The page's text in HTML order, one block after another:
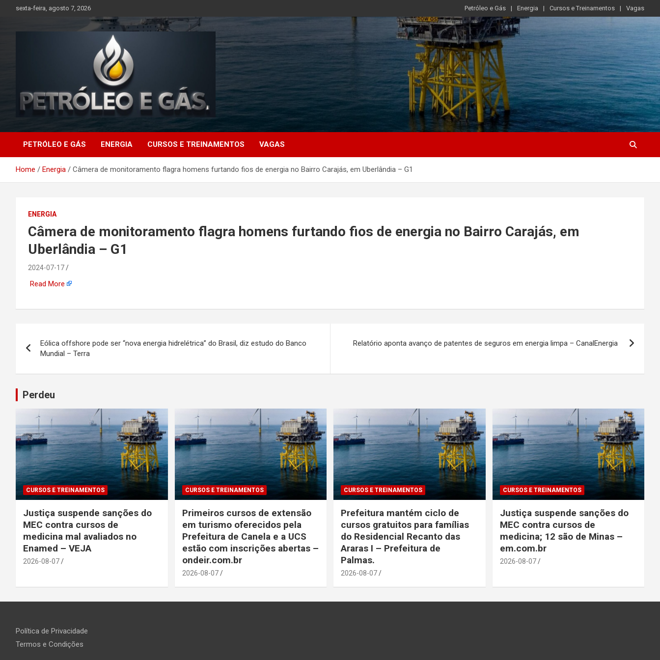
sexta-feira, agosto 7, 2026 Petróleo e Gás Energia Cursos e Treinamentos Vagas
Petróleo e Gás |
Últimas notícias
relacionadas a
petróleo, gás, vagas de
emprego, energia, setor
offshore, economia,
tecnologia, indústria
automotiva, mineração,
indústria naval, etc
PETRÓLEO E GÁS ENERGIA CURSOS E TREINAMENTOS VAGAS
Home Energia Câmera de monitoramento flagra homens furtando fios de energia no Bairro Carajás, em Uberlândia – G1
ENERGIA
Câmera de monitoramento flagra homens furtando fios de energia no Bairro Carajás, em
Uberlândia – G1
2024-07-17
Read More
de
Post
Eólica offshore pode ser “nova energia hidrelétrica” do Brasil, diz estudo do Banco
Mundial – Terra
Relatório aponta avanço de patentes de seguros em energia limpa – CanalEnergia
Perdeu
CURSOS E TREINAMENTOS
Justiça suspende sanções do
MEC contra cursos de
medicina mal avaliados no
Enamed – VEJA
2026-08-07
CURSOS E TREINAMENTOS
Primeiros cursos de extensão
em turismo oferecidos pela
Prefeitura de Canela e a UCS
estão com inscrições abertas –
ondeir.com.br
2026-08-07
CURSOS E TREINAMENTOS
Prefeitura mantém ciclo de
cursos gratuitos para famílias
do Residencial Recanto das
Araras I – Prefeitura de
Palmas.
2026-08-07
CURSOS E TREINAMENTOS
Justiça suspende sanções do
MEC contra cursos de
medicina; 12 são de Minas –
em.com.br
2026-08-07
Política de Privacidade
Termos e Condições